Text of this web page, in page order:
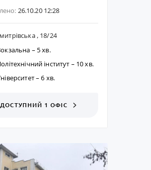
26.10.20 12:28
, 18/24
– 5 хв.
інститут – 10 хв.
– 6 хв.
ДОСТУПНИЙ 1 ОФІС